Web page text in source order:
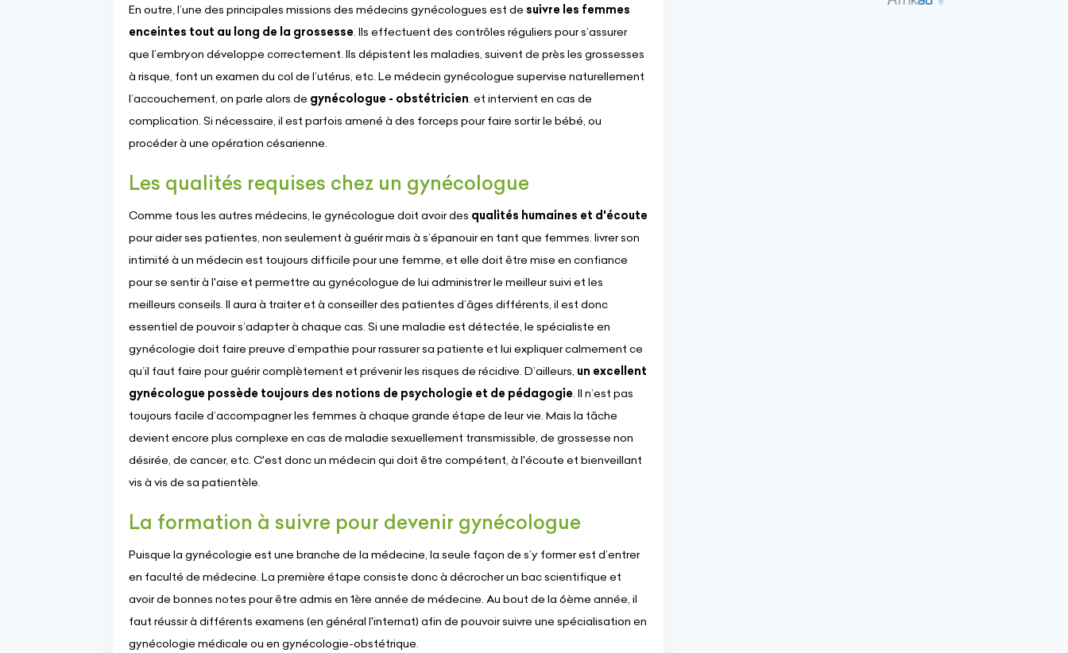
En outre, l’une des principales missions des médecins gynécologues est de suivre les femmes
enceintes tout au long de la grossesse. Ils effectuent des contrôles réguliers pour s’assurer
que l’embryon développe correctement. Ils dépistent les maladies, suivent de près les grossesses
à risque, font un examen du col de l’utérus, etc. Le médecin gynécologue supervise naturellement
l’accouchement, on parle alors de gynécologue - obstétricien. et intervient en cas de
complication. Si nécessaire, il est parfois amené à des forceps pour faire sortir le bébé, ou
procéder à une opération césarienne.
Les qualités requises chez un gynécologue
Comme tous les autres médecins, le gynécologue doit avoir des qualités humaines et d'écoute
pour aider ses patientes, non seulement à guérir mais à s’épanouir en tant que femmes. livrer son
intimité à un médecin est toujours difficile pour une femme, et elle doit être mise en confiance
pour se sentir à l'aise et permettre au gynécologue de lui administrer le meilleur suivi et les
meilleurs conseils. Il aura à traiter et à conseiller des patientes d’âges différents, il est donc
essentiel de pouvoir s’adapter à chaque cas. Si une maladie est détectée, le spécialiste en
gynécologie doit faire preuve d’empathie pour rassurer sa patiente et lui expliquer calmement ce
qu’il faut faire pour guérir complètement et prévenir les risques de récidive. D’ailleurs, un excellent
gynécologue possède toujours des notions de psychologie et de pédagogie. Il n’est pas
toujours facile d’accompagner les femmes à chaque grande étape de leur vie. Mais la tâche
devient encore plus complexe en cas de maladie sexuellement transmissible, de grossesse non
désirée, de cancer, etc. C'est donc un médecin qui doit être compétent, à l'écoute et bienveillant
vis à vis de sa patientèle.
La formation à suivre pour devenir gynécologue
Puisque la gynécologie est une branche de la médecine, la seule façon de s’y former est d’entrer
en faculté de médecine. La première étape consiste donc à décrocher un bac scientifique et
avoir de bonnes notes pour être admis en 1ère année de médecine. Au bout de la 6ème année, il
faut réussir à différents examens (en général l'internat) afin de pouvoir suivre une spécialisation en
gynécologie médicale ou en gynécologie-obstétrique.